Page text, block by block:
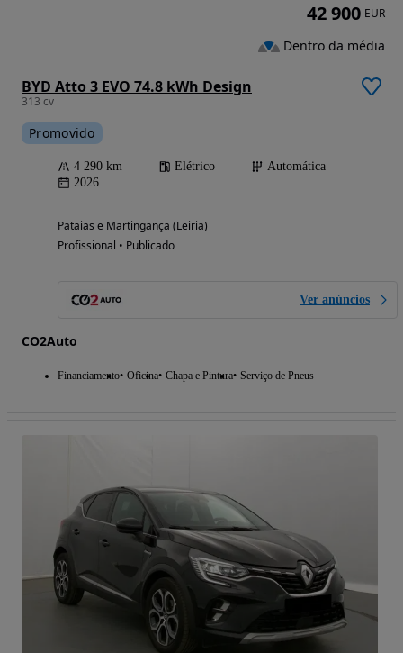
BYD Atto 3 EVO 74.8 kWh Design
313 cv
Promovido
4 290 km Elétrico
Automática
2026
Pataias e Martingança (Leiria)
Profissional • Publicado
Ver anúncios
CO2Auto
Financiamento Oficina Chapa e Pintura Serviço de Pneus
42 900 EUR
Dentro da média